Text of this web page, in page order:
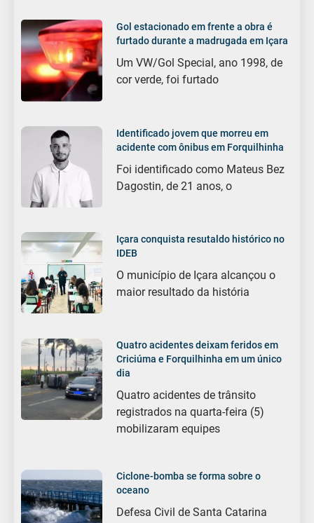
Gol estacionado em frente a obra é
furtado durante a madrugada em Içara
Um VW/Gol Special, ano 1998, de
cor verde, foi furtado
Identificado jovem que morreu em
acidente com ônibus em Forquilhinha
Foi identificado como Mateus Bez
Dagostin, de 21 anos, o
Içara conquista resutaldo histórico no
IDEB
O município de Içara alcançou o
maior resultado da história
Quatro acidentes deixam feridos em
Criciúma e Forquilhinha em um único
dia
Quatro acidentes de trânsito
registrados na quarta-feira (5)
mobilizaram equipes
Ciclone-bomba se forma sobre o
oceano
Defesa Civil de Santa Catarina